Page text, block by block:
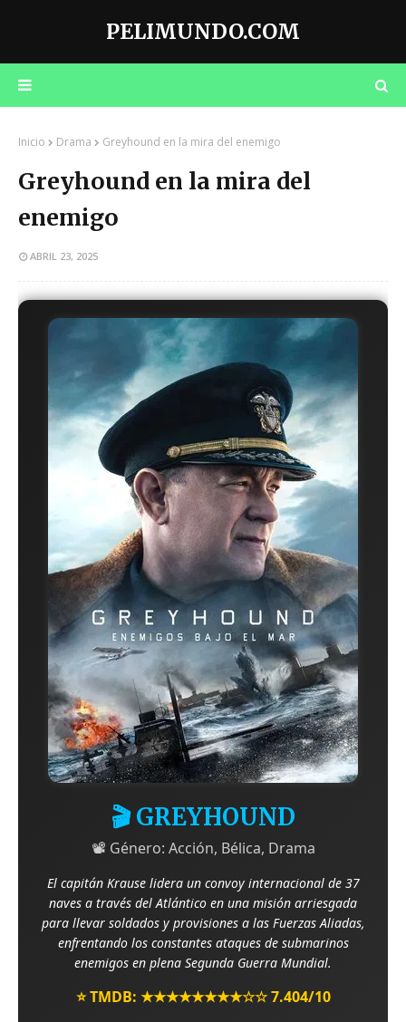
PELIMUNDO.COM
Inicio Drama Greyhound en la mira del enemigo
Greyhound en la mira del
enemigo
ABRIL 23, 2025
🎬 GREYHOUND
📽️ Género: Acción, Bélica, Drama
El capitán Krause lidera un convoy internacional de 37
naves a través del Atlántico en una misión arriesgada
para llevar soldados y provisiones a las Fuerzas Aliadas,
enfrentando los constantes ataques de submarinos
enemigos en plena Segunda Guerra Mundial.
⭐ TMDB: ★★★★★★★★☆☆ 7.404/10